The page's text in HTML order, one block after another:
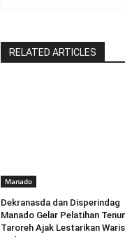
RELATED ARTICLES
Manado
Dekranasda dan Disperindag
Manado Gelar Pelatihan
Taroreh Ajak Lestarikan